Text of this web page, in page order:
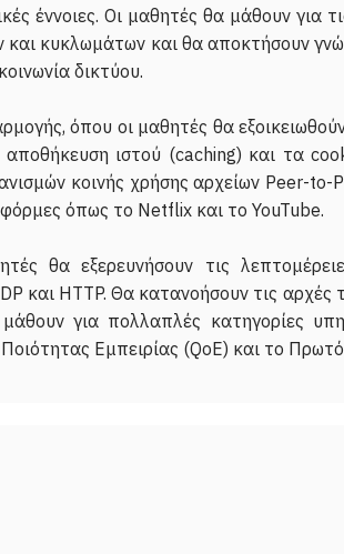
έννοιες. Οι μαθητές θα μάθουν για
και κυκλωμάτων και θα αποκτήσουν
δικτύου.
όπου οι μαθητές θα
ιστού (caching) και τα
κοινής χρήσης αρχείων Peer-
όπως το Netflix και το YouTube.
θα εξερευνήσουν τις
HTTP. Θα κατανοήσουν τις αρχές
για πολλαπλές κατηγορίες